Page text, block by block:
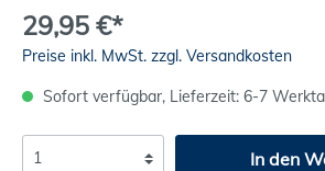
29,95 €*
Preise inkl. MwSt. zzgl. Versandkosten
Sofort verfügbar, Lieferzeit: 6-7
In den